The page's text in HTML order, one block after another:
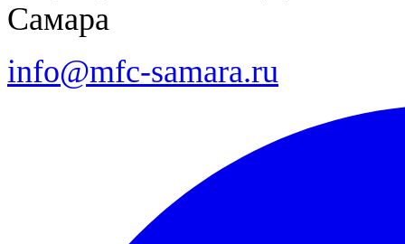
Самара
info@mfc-samara.ru